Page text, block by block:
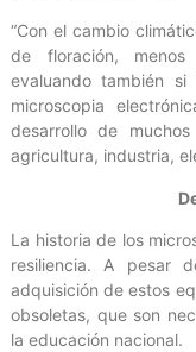
“Con el cambio
de floración, menos
evaluando también
microscopia
desarrollo de
agricultura, industria,
La historia de los
resiliencia. A pesar
adquisición de estos
obsoletas, que son
la educación nacional.